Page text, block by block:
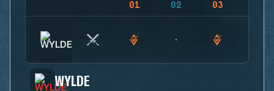
01 02 03
WYLDE